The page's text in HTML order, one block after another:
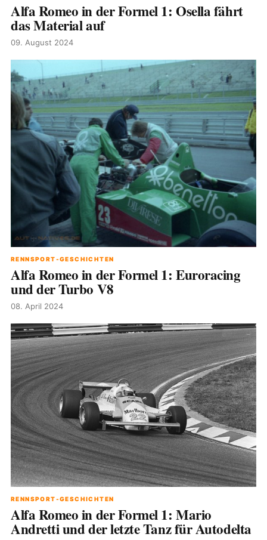
Alfa Romeo in der Formel 1: Osella fährt
das Material auf
09. August 2024
RENNSPORT-GESCHICHTEN
Alfa Romeo in der Formel 1: Euroracing
und der Turbo V8
08. April 2024
RENNSPORT-GESCHICHTEN
Alfa Romeo in der Formel 1: Mario
Andretti und der letzte Tanz für Autodelta